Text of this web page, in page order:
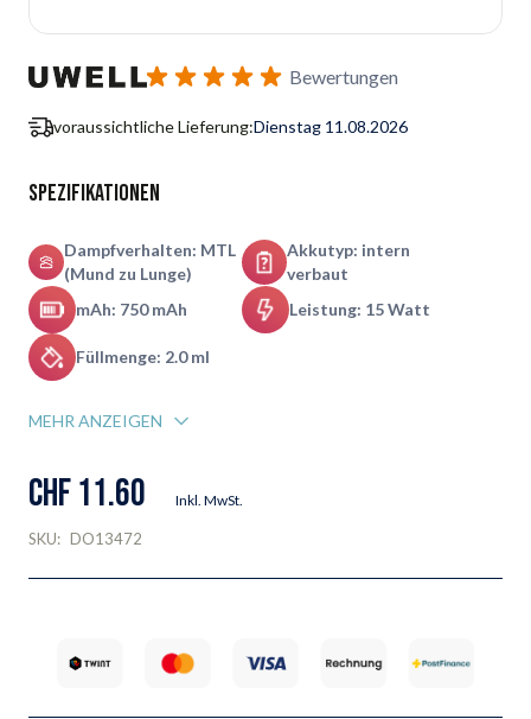
Bewertungen
voraussichtliche Lieferung:Dienstag 11.08.2026
Spezifikationen
Dampfverhalten: MTL
(Mund zu Lunge)
Akkutyp: intern
verbaut
mAh: 750 mAh
Leistung: 15 Watt
Füllmenge: 2.0 ml
MEHR ANZEIGEN
CHF 11.60 Inkl. MwSt.
SKU: DO13472